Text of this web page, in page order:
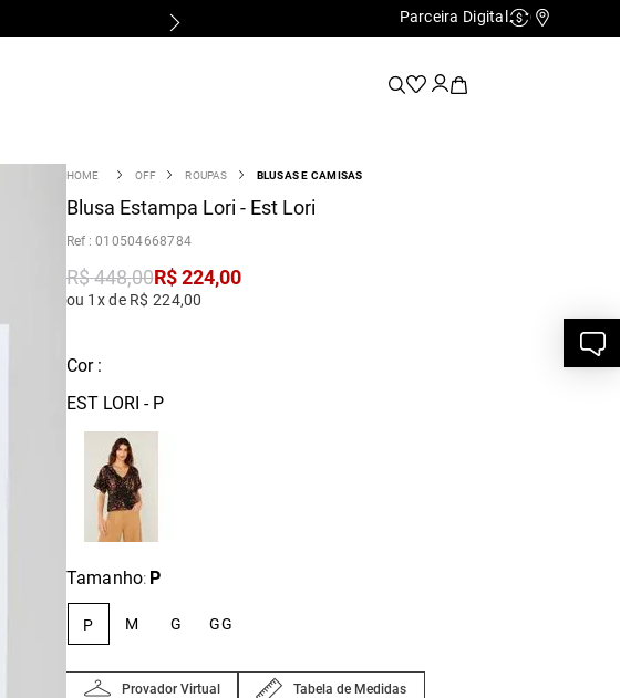
FALE COM A PERSONAL SHOPPER
Parceira Digital Cashback
OFF ROUPAS BLUSAS E CAMISAS
Blusa Estampa Lori - Est Lori
:010504668784
R$448,00R$ 224,00
ou 1x de R$ 224,00
Cor :
EST LORI - P
Tamanho: P
P M G GG
Provador Virtual Tabela de Medidas